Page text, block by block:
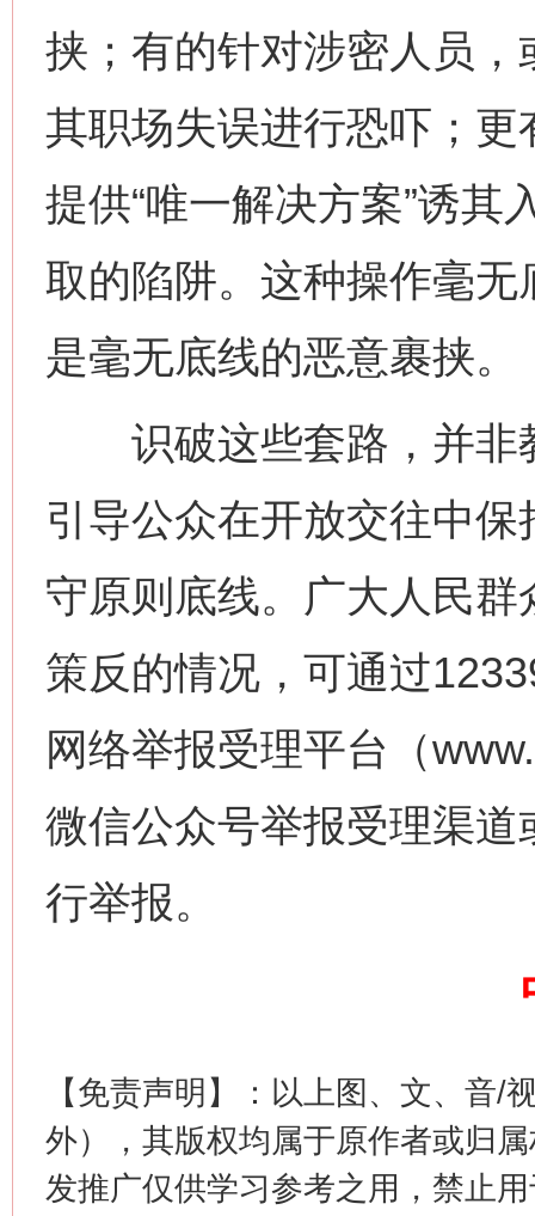
挟；有的针对涉密人员
其职场失误进行恐吓；
提供“唯一解决方案”诱其
取的陷阱。这种操作毫
是毫无底线的恶意裹挟。
识破这些套路，并非
引导公众在开放交往中
守原则底线。广大人民
策反的情况，可通过
网络举报受理平台（
微信公众号举报受理渠
行举报。
【免责声明】：以上图、文、音/
外），其版权均属于原作者或归
发推广仅供学习参考之用，禁止
网上购药对药下症？
这是一记警钟！